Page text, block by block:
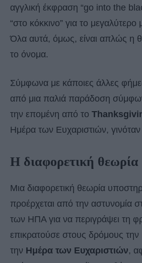
αγγλική έκφραση “go into the
“στο κόκκινο” για το μεγαλύτερο
Όλα αυτά, όμως, είναι απλώς η
το όνομα.
Σύμφωνα με κάποιες άλλες
από μια παλιά παράδοση
την επομένη από το
Ημέρα των Ευχαριστιών,
Η διαφορετική θεωρία
Μια διαφορετική θεωρία
προέρχεται από την αστυνομία
των ΗΠΑ για να περιγράψει τη
επικρατούσε στους δρόμους
την Ημέρα των Ευχαριστιών,